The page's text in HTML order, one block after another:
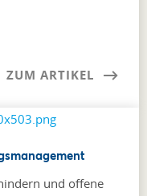
ZUM ARTIKEL
und offene